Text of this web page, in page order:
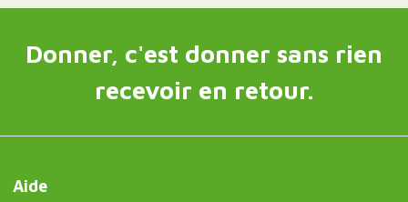
Donner, c'est donner sans rien
recevoir en retour.
Aide